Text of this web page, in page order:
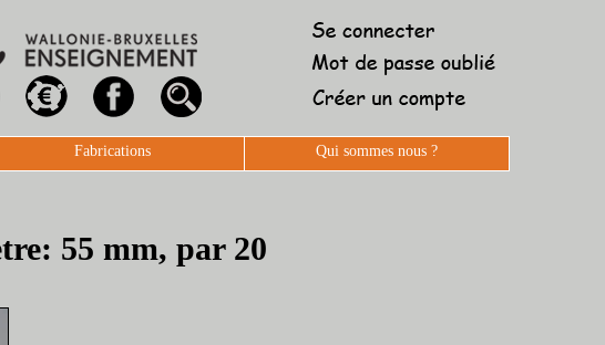
Fabrications Qui sommes nous ?
55 mm, par 20